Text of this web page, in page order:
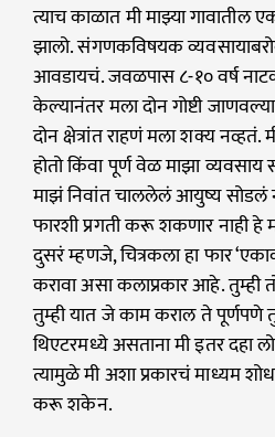
त्याच काळात मी माझ्या गावातील
झालो. संगणकविषयक
आवडायचं. जवळपास ८-१० वर्ष
केल्यानंतर मला दोन गोष्टी
दोन क्षेत्रांत राहणं मला शक्य
होतो किंवा पूर्ण वेळ माझा
माझं निवांत चाललेलं आयुष्य सोडलं
फारशी प्रगती करू शकणार नाही
दुसरं म्हणजे, चित्रकला हा फार
करावा असा कलाप्रकार आहे.
तुम्ही यात जे काम कराल ते
थिएटरमध्ये असताना मी इतर दहा
त्यामुळे मी अशा प्रकारचं माध्यम
करू शकेन.